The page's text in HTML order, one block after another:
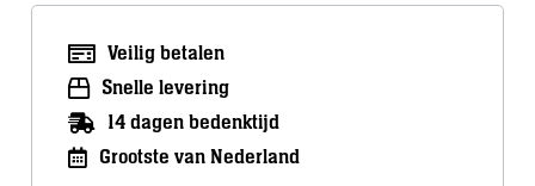
Veilig betalen
Snelle levering
14 dagen bedenktijd
Grootste van Nederland